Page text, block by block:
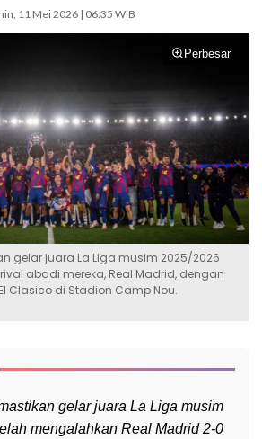
11 Mei 2026 | 06:35 WIB
Perbesar
gelar juara La Liga musim 2025/2026
abadi mereka, Real Madrid, dengan
Clasico di Stadion Camp Nou.
gelar juara La Liga musim
mengalahkan Real Madrid 2-0